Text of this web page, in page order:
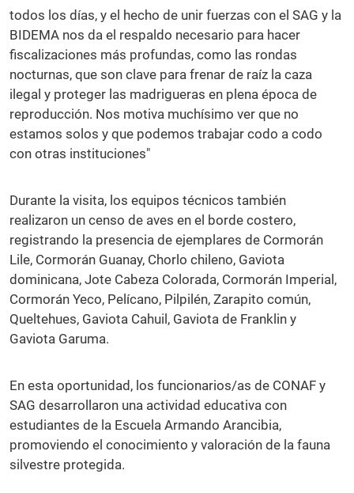
todos los días, y el hecho de unir fuerzas con el SAG y la
BIDEMA nos da el respaldo necesario para hacer
fiscalizaciones más profundas, como las rondas
nocturnas, que son clave para frenar de raíz la caza
ilegal y proteger las madrigueras en plena época de
reproducción. Nos motiva muchísimo ver que no
estamos solos y que podemos trabajar codo a codo
con otras instituciones"
Durante la visita, los equipos técnicos también
realizaron un censo de aves en el borde costero,
registrando la presencia de ejemplares de Cormorán
Lile, Cormorán Guanay, Chorlo chileno, Gaviota
dominicana, Jote Cabeza Colorada, Cormorán Imperial,
Cormorán Yeco, Pelícano, Pilpilén, Zarapito común,
Queltehues, Gaviota Cahuil, Gaviota de Franklin y
Gaviota Garuma.
En esta oportunidad, los funcionarios/as de CONAF y
SAG desarrollaron una actividad educativa con
estudiantes de la Escuela Armando Arancibia,
promoviendo el conocimiento y valoración de la fauna
silvestre protegida.